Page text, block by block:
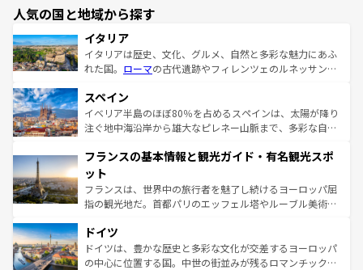
人気の国と地域から探す
イタリア
イタリアは歴史、文化、グルメ、自然と多彩な魅力にあふ
れた国。 ローマの古代遺跡やフィレンツェのルネッサンス
ろん、トスカーナの美しい田園風景やアマルフィ海岸の絶
景など、自然景観も見逃せない。観光の合間には、本場の
ピザやパスタなど、絶品のイタリア料理を堪能することも
ませてくれるイタリアで、忘れられない旅をしてみよう！
なお、新着のイタリア情報は
しい。
スペイン
イベリア半島のほぼ80％を占めるスペインは、太陽が降り
注ぐ地中海沿岸から雄大なピレネー山脈まで、多彩な自然
文化が根付くこの国では、情熱的なフラメンコ、熱気あふ
れる闘牛、そして美味しいタパスが生活の一部となってい
る。首都マドリードの洗練された雰囲気や、バルセロナの
アートに溢れた街角から、地方では古代ローマ遺跡や中世
せる。地方によって風土や気候が異なるスペインはその個
性で訪れる人を魅了する。 なお、新着のスペイン情報は コ
ンテンツ一覧を参照してほしい。
フランスの基本情報と観光ガイド・有名観光スポ
ット
フランスは、世界中の旅行者を魅了し続けるヨーロッパ屈
指の観光地だ。首都パリのエッフェル塔やルーブル美術館
で、幅広い魅力が詰まっている。華麗な宮殿、歴史的な大
聖堂、美しいビーチ、そして豊かな自然が、訪れる者を心
から魅了する。また、フランスは美食の国としても知ら
ドイツ
ドイツは、豊かな歴史と多彩な文化が交差するヨーロッパ
の中心に位置する国。中世の街並みが残るロマンチック街